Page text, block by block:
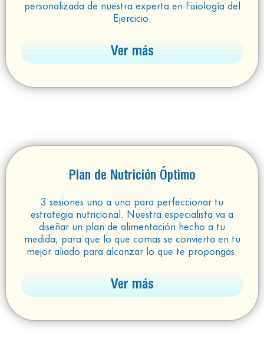
personalizada de nuestra experta en Fisiología del
Ejercicio.
Ver más
Plan de Nutrición Óptimo
3 sesiones uno a uno para perfeccionar tu
estrategia nutricional. Nuestra especialista va a
diseñar un plan de alimentación hecho a tu
medida, para que lo que comas se convierta en tu
mejor aliado para alcanzar lo que te propongas.
Ver más